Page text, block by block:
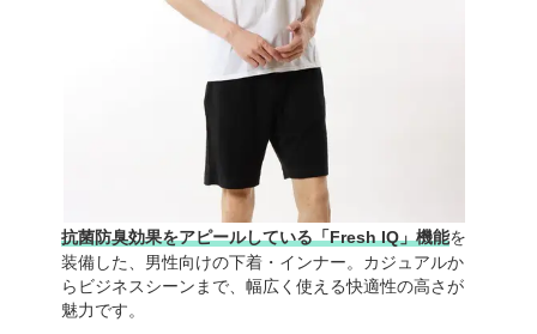
抗菌防臭効果をアピールしている「Fresh IQ」機能を
装備した、男性向けの下着・インナー。カジュアルか
らビジネスシーンまで、幅広く使える快適性の高さが
魅力です。